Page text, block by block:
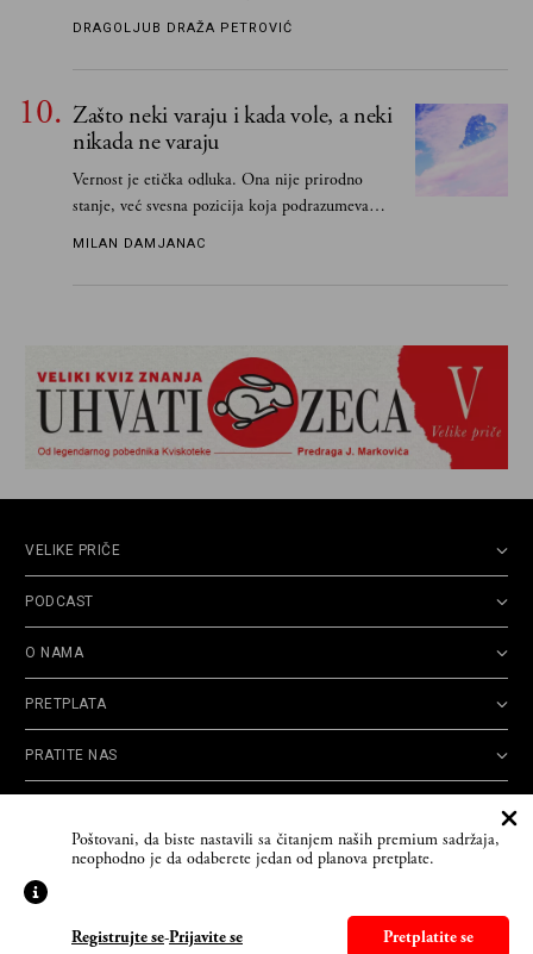
čim je stigao kući pozvao Vojkana
DRAGOLJUB DRAŽA PETROVIĆ
Zašto neki varaju i kada vole, a neki
nikada ne varaju
Vernost je etička odluka. Ona nije prirodno
stanje, već svesna pozicija koja podrazumeva
MILAN DAMJANAC
Poštovani, da biste nastavili sa čitanjem naših premium sadržaja,
neophodno je da odaberete jedan od planova pretplate.
Registrujte se-Prijavite se Pretplatite se
VELIKE PRIČE
PODCAST
O NAMA
PRETPLATA
PRATITE NAS
privatnosti
korišćenja
reklamacija
Policy
© 2026Velike priče- TCT News and Entertainment - Sva prava zadržana. Developed